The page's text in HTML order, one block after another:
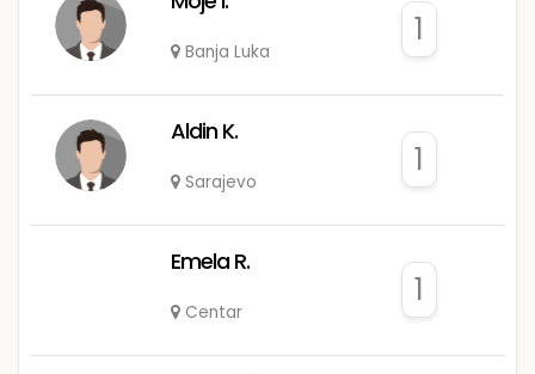
Banja Luka
1
Aldin K.
Sarajevo
1
Emela R.
Centar
1